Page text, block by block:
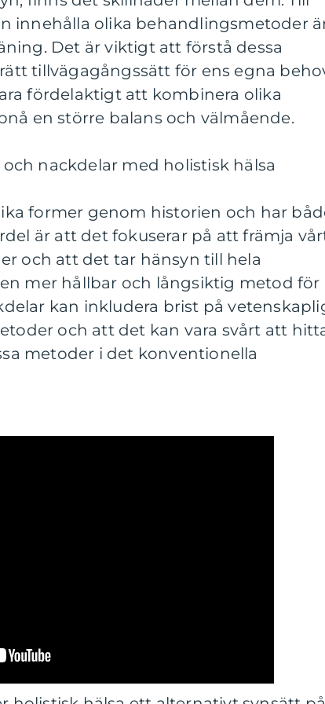
innehålla olika behandlingsmetoder
Det är viktigt att förstå dessa
tillvägagångssätt för ens egna
fördelaktigt att kombinera olika
en större balans och välmående.
nackdelar med holistisk hälsa
former genom historien och har
är att det fokuserar på att främja
och att det tar hänsyn till hela
mer hållbar och långsiktig metod för
kan inkludera brist på
och att det kan vara svårt att
metoder i det konventionella